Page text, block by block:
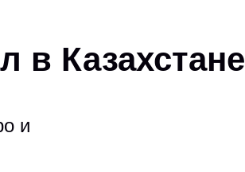
в Казахстане
и